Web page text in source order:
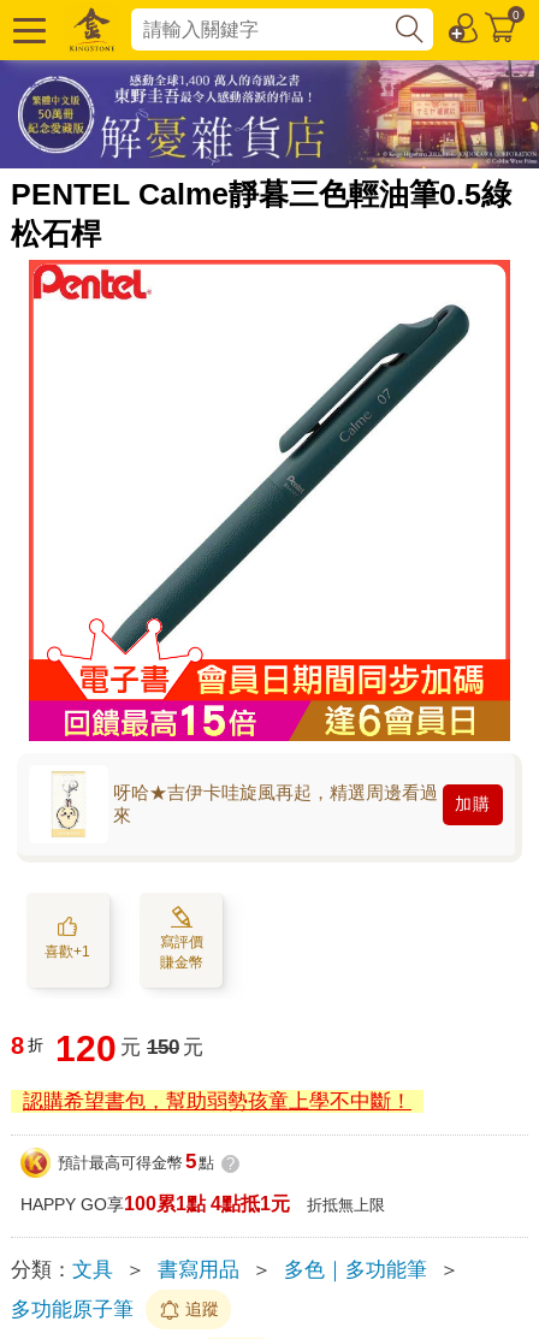
0
PENTEL Calme靜暮三色輕油筆0.5綠
松石桿
呀哈★吉伊卡哇旋風再起，精選周邊看過
來
加購
喜歡+1
寫評價
賺金幣
8 折 120 元 150 元
認購希望書包，幫助弱勢孩童上學不中斷！
預計最高可得金幣 5點 ?
HAPPY GO享100累1點 4點抵1元 折抵無上限
分類： 文具 ＞ 書寫用品 ＞ 多色｜多功能筆
＞
多功能原子筆
追蹤